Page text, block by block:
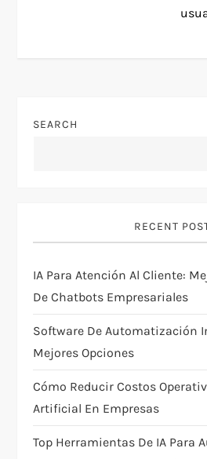
v
a
t
i
o
n
SEARCH
RECENT
IA Para Atención Al Cliente:
De Chatbots Empresariales
Software De Automatización
Mejores Opciones
Cómo Reducir Costos
Artificial En Empresas
Top Herramientas De IA Para